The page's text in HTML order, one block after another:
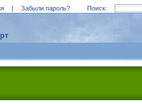
| Забыли пароль? Поиск: